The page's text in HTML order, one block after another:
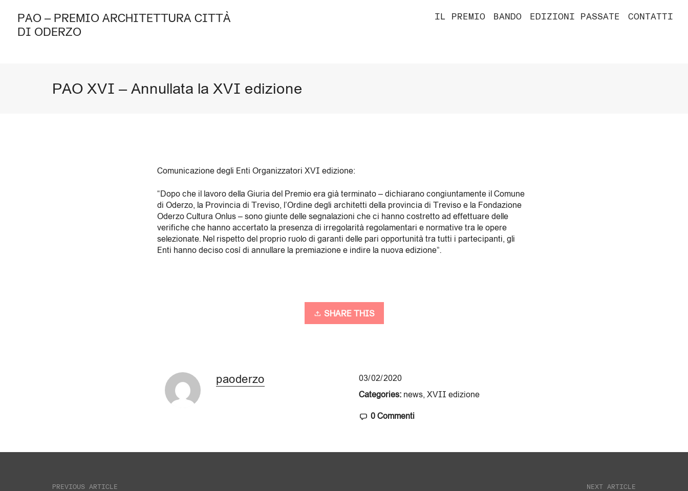
PAO – PREMIO ARCHITETTURA CITTÀ
DI ODERZO
IL PREMIO BANDO EDIZIONI PASSATE CONTATTI
PAO XVI – Annullata la XVI edizione
Comunicazione degli Enti Organizzatori XVI edizione:
“Dopo che il lavoro della Giuria del Premio era già terminato – dichiarano congiuntamente il Comune
di Oderzo, la Provincia di Treviso, l’Ordine degli architetti della provincia di Treviso e la Fondazione
Oderzo Cultura Onlus – sono giunte delle segnalazioni che ci hanno costretto ad effettuare delle
verifiche che hanno accertato la presenza di irregolarità regolamentari e normative tra le opere
selezionate. Nel rispetto del proprio ruolo di garanti delle pari opportunità tra tutti i partecipanti, gli
Enti hanno deciso così di annullare la premiazione e indire la nuova edizione”.
SHARE THIS
paoderzo
03/02/2020
Categories: news, XVII edizione
0 Commenti
NEXT ARTICLE
PREVIOUS ARTICLE